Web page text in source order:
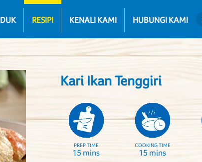
RESIPI KENALI KAMI HUBUNGI KAMI
Kari Ikan Tenggiri
PREP TIME
15 mins
COOKING TIME
15 mins